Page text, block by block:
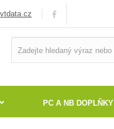
PC A NB DOPLŇKY